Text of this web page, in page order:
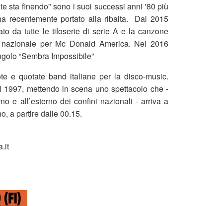
sta finendo" sono i suoi successi anni '80 più
recentemente portato alla ribalta. Dal 2015
da tutte le tifoserie di serie A e la canzone
per Mc Donald America. Nel 2016
“Sembra Impossibile”
e quotate band italiane per la disco-music.
mettendo in scena uno spettacolo che -
e all’esterno dei confini nazionali - arriva a
a partire dalle 00.15.